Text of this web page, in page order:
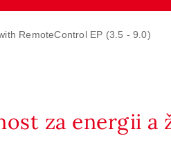
RemoteControl EP (3.5 - 9.0)
za energii